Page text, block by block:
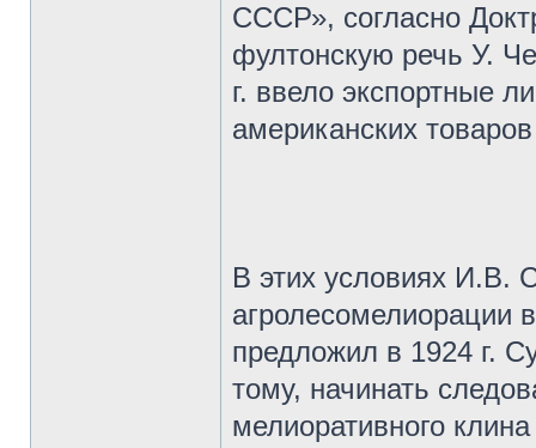
СССР», согласно
фултонскую речь У.
г. ввело экспортные
американских
В этих условиях И.В.
агролесомелиорации
предложил в 1924 г.
тому, начинать
мелиоративного